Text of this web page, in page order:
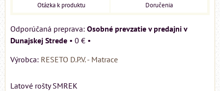
Otázka k produktu Doručenia
Osobné prevzatie v predajni v
Dunajskej Strede • 0 € •
Výrobca: RESETO D.P.V. - Matrace
Latové rošty SMREK